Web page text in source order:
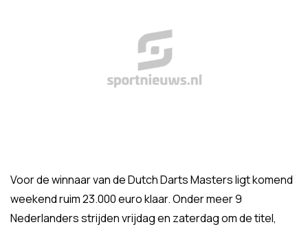
Voor de winnaar van de Dutch Darts Masters ligt komend
weekend ruim 23.000 euro klaar. Onder meer 9
Nederlanders strijden vrijdag en zaterdag om de titel,